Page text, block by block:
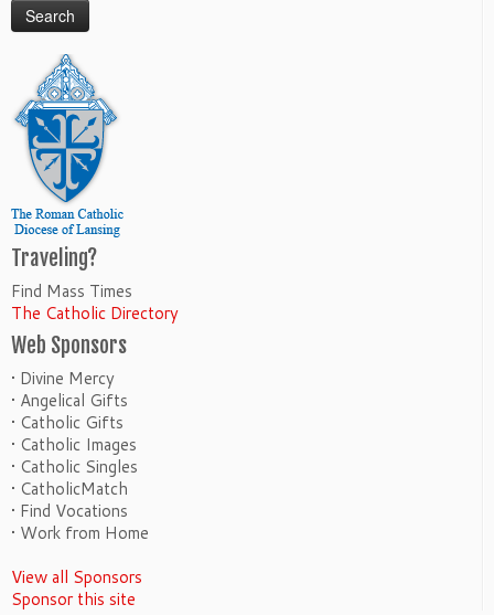
Traveling?
Find Mass Times
The Catholic Directory
Web Sponsors
• Divine Mercy
• Angelical Gifts
• Catholic Gifts
• Catholic Images
• Catholic Singles
• CatholicMatch
• Find Vocations
• Work from Home
View all Sponsors
Sponsor this site